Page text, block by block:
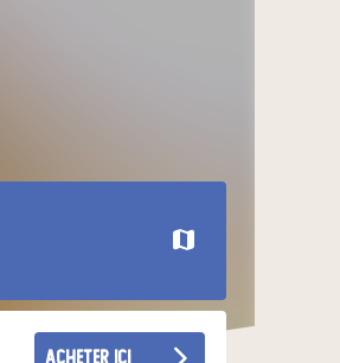
acheter ici